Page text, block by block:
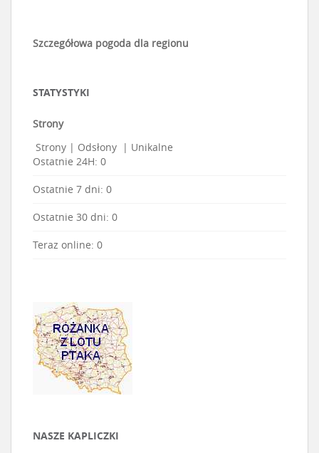
Szczegółowa pogoda dla regionu
STATYSTYKI
Strony
Strony | Odsłony | Unikalne
Ostatnie 24H: 0
Ostatnie 7 dni: 0
Ostatnie 30 dni: 0
Teraz online: 0
NASZE KAPLICZKI